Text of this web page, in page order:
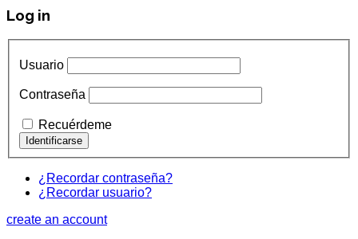
Log in
Usuario
Contraseña
Recuérdeme
¿Recordar contraseña?
¿Recordar usuario?
create an account